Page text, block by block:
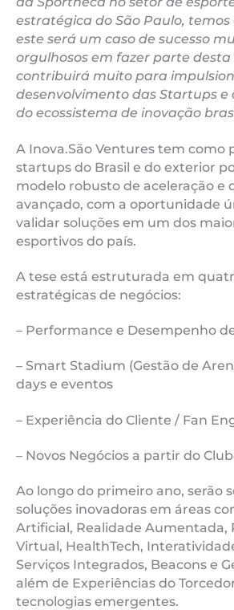
estratégica do São Paulo,
este será um caso de sucesso
orgulhosos em fazer parte
contribuirá muito para
desenvolvimento das Startups
do ecossistema de inovação
A Inova.São Ventures tem como
startups do Brasil e do exterior
modelo robusto de aceleração e
avançado, com a oportunidade
validar soluções em um dos
esportivos do país.
A tese está estruturada em
estratégicas de negócios:
– Performance e Desempenho
– Smart Stadium (Gestão de
days e eventos
– Experiência do Cliente / Fan
– Novos Negócios a partir do
Ao longo do primeiro ano, serão
soluções inovadoras em áreas
Artificial, Realidade Aumentada,
Virtual, HealthTech,
Serviços Integrados, Beacons e
além de Experiências do
tecnologias emergentes.